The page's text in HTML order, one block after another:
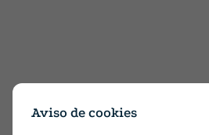
Aviso de cookies